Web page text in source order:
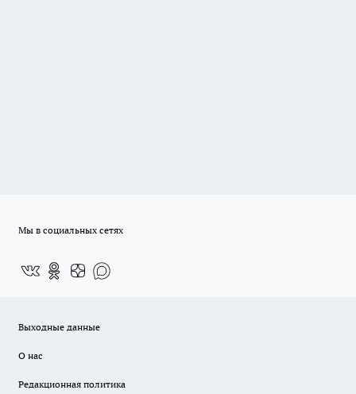
Мы в социальных сетях
Выходные данные
О нас
Редакционная политика